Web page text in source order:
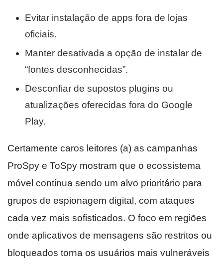
Evitar instalação de apps fora de lojas
oficiais.
Manter desativada a opção de instalar de
“fontes desconhecidas”.
Desconfiar de supostos plugins ou
atualizações oferecidas fora do Google
Play.
Certamente caros leitores (a) as campanhas
ProSpy e ToSpy mostram que o ecossistema
móvel continua sendo um alvo prioritário para
grupos de espionagem digital, com ataques
cada vez mais sofisticados. O foco em regiões
onde aplicativos de mensagens são restritos ou
bloqueados torna os usuários mais vulneráveis